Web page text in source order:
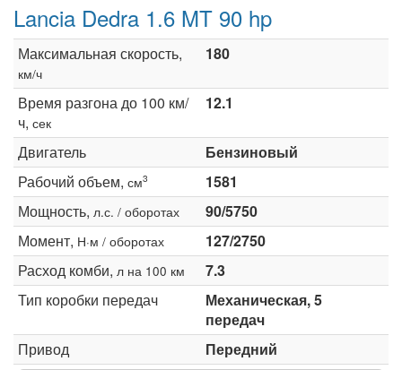
Lancia Dedra 1.6 MT 90 hp
Максимальная скорость,
км/ч
180
Время разгона до 100 км/
ч, сек
12.1
Двигатель
Бензиновый
Рабочий объем, см3
1581
Мощность, л.с. / оборотах
90/5750
Момент, Н·м / оборотах
127/2750
Расход комби, л на 100 км
7.3
Тип коробки передач
Механическая, 5
передач
Привод
Передний